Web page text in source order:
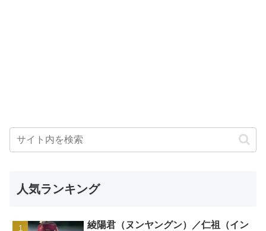
人気ランキング
綾陽君（ヌンヤングン）／仁祖（イン